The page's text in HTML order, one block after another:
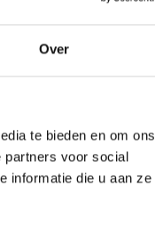
Over
te bieden en om ons
partners voor social
informatie die u aan ze